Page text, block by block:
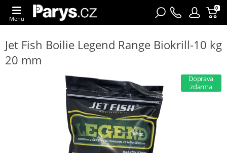
0
Menu
Jet Fish Boilie Legend Range Biokrill-10 kg
20 mm
Doprava
zdarma